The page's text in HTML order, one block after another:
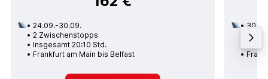
24.09.-30.09.
2 Zwischenstopps
Insgesamt 20:10 Std.
Frankfurt am Main bis Belfast
30.11.
1